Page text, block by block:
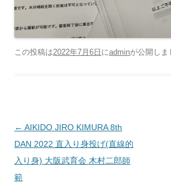
この投稿は2022年7月6日 にadminが公開しま
投稿ナビゲーション
← AIKIDO JIRO KIMURA 8th
DAN 2022 直入り身投げ(直線的
入り身) 大阪武育会 木村二郎師
範